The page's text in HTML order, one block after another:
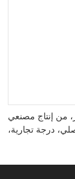
من إنتاج مصنعي
درجة تجارية،